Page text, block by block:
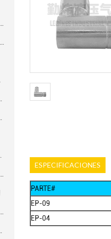
ESPECIFICACIONES
PARTE#
EP-09
EP-04